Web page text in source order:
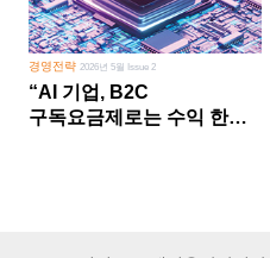
경영전략 2026년 5월 Issue 2
“AI 기업, B2C
구독요금제로는 수익 한계